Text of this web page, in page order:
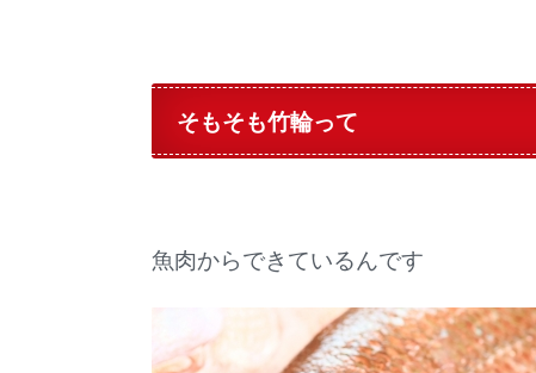
そもそも竹輪って
魚肉からできているんです